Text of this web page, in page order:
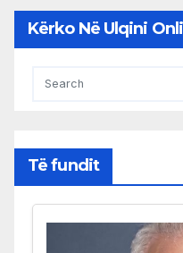
Kërko Në Ulqini
Të fundit